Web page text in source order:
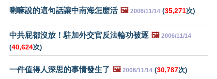
喇嘛說的這句話讓中南海怎麼活 🖼️ 2006/11/14 (35,271次)
中共屁都沒放！駐加外交官反法輪功被逐 🖼️ 2006/11/14
(40,624次)
一件值得人深思的事情發生了 🖼️ 2006/11/14 (30,787次)